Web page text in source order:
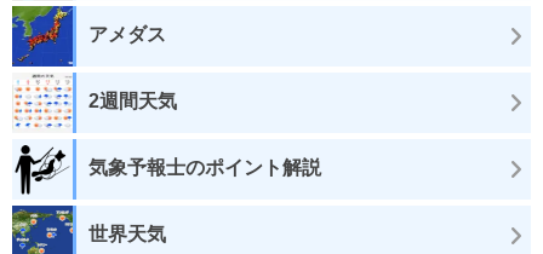
アメダス
2週間天気
気象予報士のポイント解説
世界天気